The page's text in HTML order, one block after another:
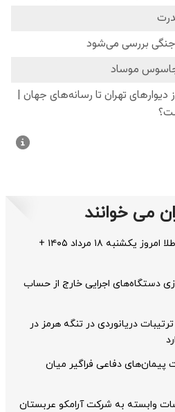
می خوانند
قیمت سکه و قیمت طلا امروز یکشنبه ۱۸ مرداد ۱۴۰۵ +
حساب ارزی دستگاه‌های اجرایی خارج از حساب
دریانوردی در تنگه هرمز در
پیمان‌های دفاعی فراگیر میان
وابسته به شرکت آرامکو عربستان